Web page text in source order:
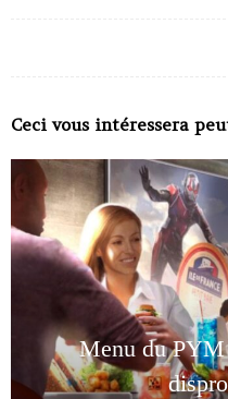
Ceci vous intéressera
Menu du